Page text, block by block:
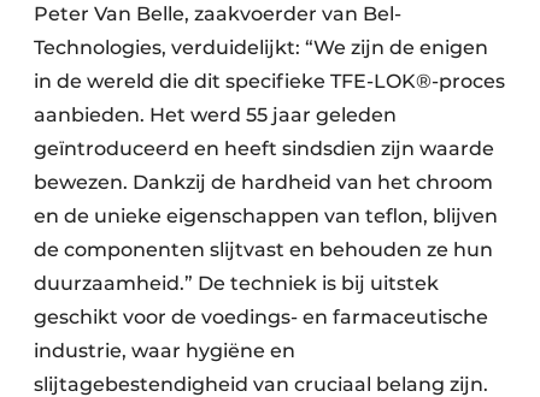
Peter Van Belle, zaakvoerder van Bel-
Technologies, verduidelijkt: “We zijn de enigen
in de wereld die dit specifieke TFE-LOK®-proces
aanbieden. Het werd 55 jaar geleden
geïntroduceerd en heeft sindsdien zijn waarde
bewezen. Dankzij de hardheid van het chroom
en de unieke eigenschappen van teflon, blijven
de componenten slijtvast en behouden ze hun
duurzaamheid.” De techniek is bij uitstek
geschikt voor de voedings- en farmaceutische
industrie, waar hygiëne en
slijtagebestendigheid van cruciaal belang zijn.